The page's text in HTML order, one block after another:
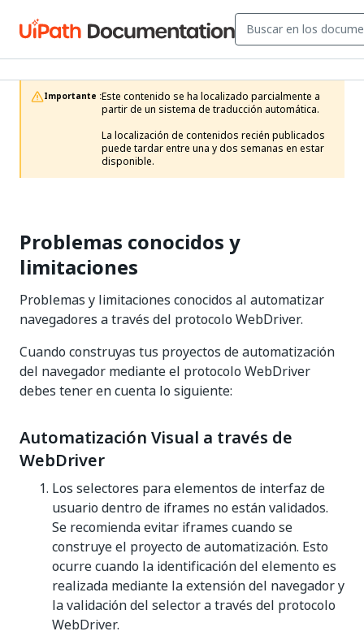
Importante :Este contenido se ha localizado parcialmente a
partir de un sistema de traducción automática.
La localización de contenidos recién publicados
puede tardar entre una y dos semanas en estar
disponible.
Problemas conocidos y
limitaciones
Problemas y limitaciones conocidos al automatizar
navegadores a través del protocolo WebDriver.
Cuando construyas tus proyectos de automatización
del navegador mediante el protocolo WebDriver
debes tener en cuenta lo siguiente:
Automatización Visual a través de
WebDriver
Los selectores para elementos de interfaz de
usuario dentro de iframes no están validados.
Se recomienda evitar iframes cuando se
construye el proyecto de automatización. Esto
ocurre cuando la identificación del elemento es
realizada mediante la extensión del navegador y
la validación del selector a través del protocolo
WebDriver.